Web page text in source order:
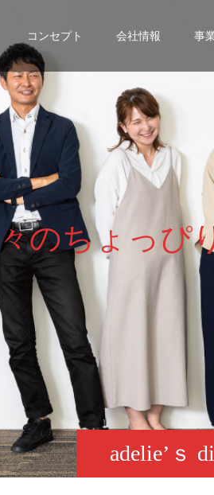
コンセプト 会社情報 事
adelie’ｓ
々のちょ っ ぴ